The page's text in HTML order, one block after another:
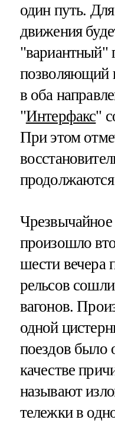
один путь.
движения
"вариантный"
позволяющий
в оба
"Интерфакс"
При этом
произошло
шести вечера
рельсов
вагонов.
одной
поездов было
качестве
называют
тележки в